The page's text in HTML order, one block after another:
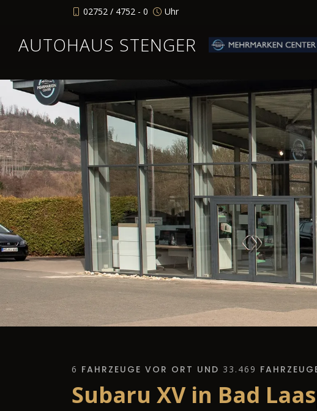
02752 / 4752 - 0 Uhr
AUTOHAUS STENGER
6 FAHRZEUGE VOR ORT UND 33.469
Subaru XV in Bad